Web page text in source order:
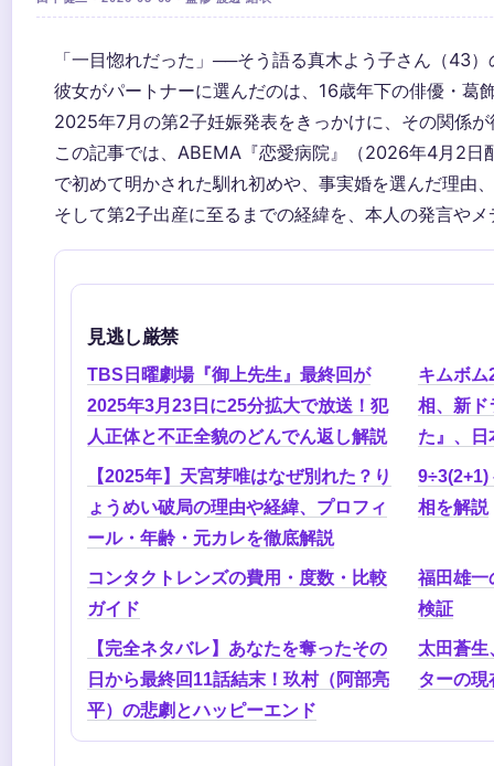
「一目惚れだった」──そう語る真木よう子さん（43
彼女がパートナーに選んだのは、16歳年下の俳優・葛
2025年7月の第2子妊娠発表をきっかけに、その関係
この記事では、ABEMA『恋愛病院』（2026年4月2日
で初めて明かされた馴れ初めや、事実婚を選んだ理由、
そして第2子出産に至るまでの経緯を、本人の発言や
見逃し厳禁
TBS日曜劇場『御上先生』最終回が
2025年3月23日に25分拡大で放送！犯
人正体と不正全貌のどんでん返し解説
キムボム
相、新ド
た』、日
【2025年】天宮芽唯はなぜ別れた？り
ょうめい破局の理由や経緯、プロフィ
ール・年齢・元カレを徹底解説
9÷3(2+1)
相を解説
コンタクトレンズの費用・度数・比較
ガイド
福田雄一
検証
【完全ネタバレ】あなたを奪ったその
日から最終回11話結末！玖村（阿部亮
平）の悲劇とハッピーエンド
太田蒼生
ターの現